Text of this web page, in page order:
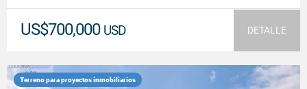
US$700,000 USD DETALLE
Terreno para proyectos inmobiliarios